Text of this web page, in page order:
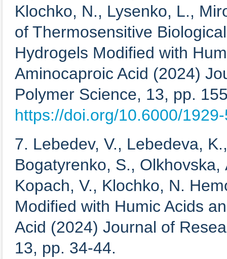
Klochko, N., Lysenko, L.,
of Thermosensitive
Hydrogels Modified with
Aminocaproic Acid (2024)
Polymer Science, 13, pp.
https://doi.org/10.6000/
7. Lebedev, V., Lebedeva,
Bogatyrenko, S.,
Kopach, V., Klochko, N.
Modified with Humic Acids
Acid (2024) Journal of
13, pp. 34-44.